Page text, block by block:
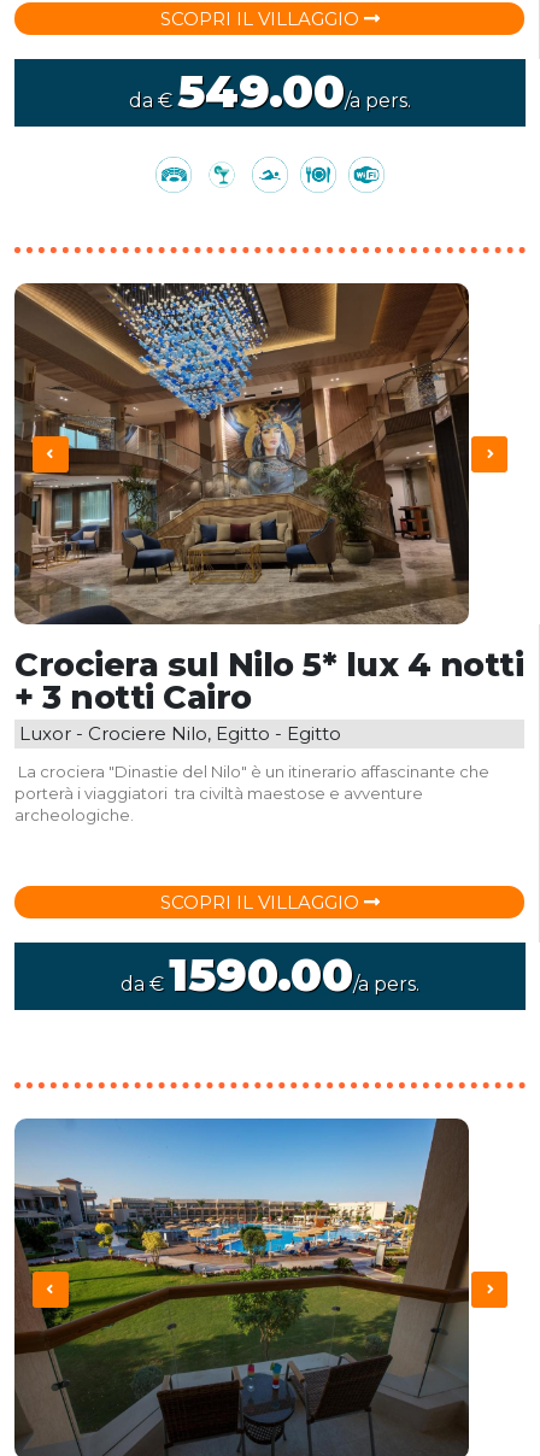
SCOPRI IL VILLAGGIO
da €549.00/a pers.
Crociera sul Nilo 5* lux 4 notti
+ 3 notti Cairo
Luxor - Crociere Nilo, Egitto - Egitto
La crociera "Dinastie del Nilo" è un itinerario affascinante che
porterà i viaggiatori tra civiltà maestose e avventure
archeologiche.
SCOPRI IL VILLAGGIO
da €1590.00/a pers.